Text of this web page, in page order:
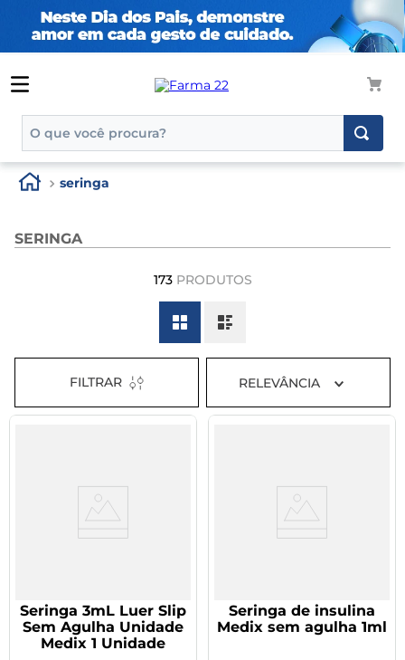
TERMOS MAIS BUSCADOS
2º
rosuvastatina 20mg
6º
rosuvastatina
dipirona
8º
tadalafila 5mg
vitamina
seringa
SERINGA
173 PRODUTOS
FILTRAR RELEVÂNCIA
Seringa 3mL Luer Slip
Sem Agulha Unidade
Medix 1 Unidade
Seringa de insulina
Medix sem agulha 1ml